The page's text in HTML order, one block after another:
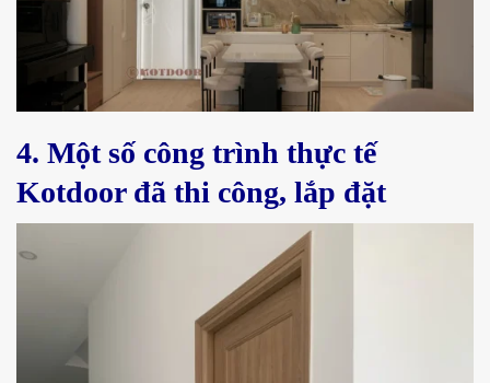
4. Một số công trình thực tế
Kotdoor đã thi công, lắp đặt